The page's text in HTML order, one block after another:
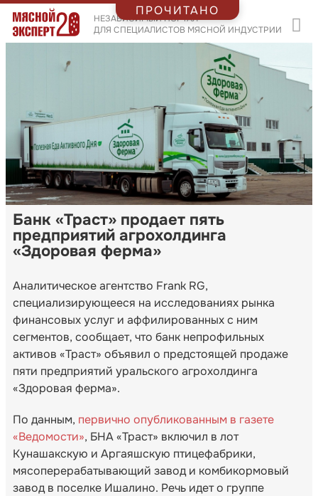
НЕЗАВИСИМЫЙ ПОРТАЛ
ДЛЯ СПЕЦИАЛИСТОВ МЯСНОЙ ИНДУСТРИИ
Банк «Траст» продает пять
предприятий агрохолдинга
«Здоровая ферма»
Аналитическое агентство Frank RG,
специализирующееся на исследованиях рынка
финансовых услуг и аффилированных с ним
сегментов, сообщает, что банк непрофильных
активов «Траст» объявил о предстоящей продаже
пяти предприятий уральского агрохолдинга
«Здоровая ферма».
По данным, первично опубликованным в газете
«Ведомости», БНА «Траст» включил в лот
Кунашакскую и Аргаяшскую птицефабрики,
мясоперерабатывающий завод и комбикормовый
завод в поселке Ишалино. Речь идет о группе
ПРОЧИТАНО